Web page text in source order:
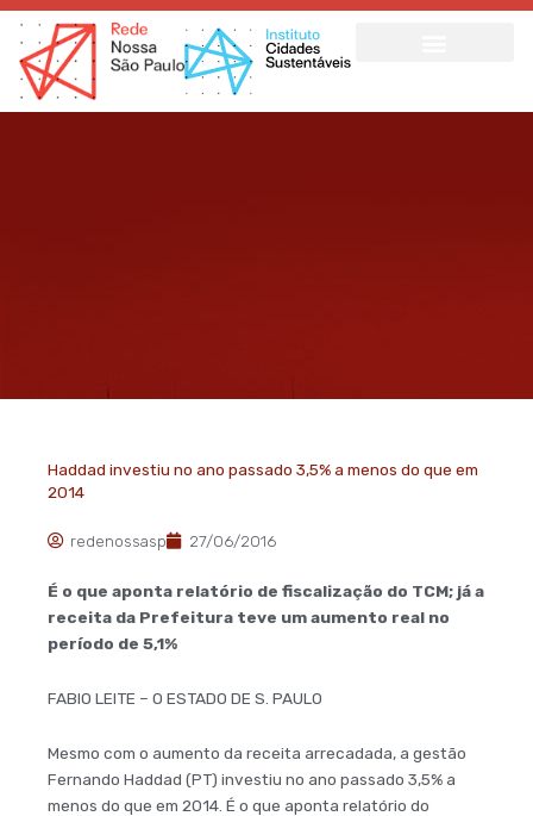
Ir
para
conteúdo
Haddad investiu no ano passado 3,5% a menos do que em
2014
redenossasp 27/06/2016
É o que aponta relatório de fiscalização do TCM; já a
receita da Prefeitura teve um aumento real no
período de 5,1%
FABIO LEITE – O ESTADO DE S. PAULO
Mesmo com o aumento da receita arrecadada, a gestão
Fernando Haddad (PT) investiu no ano passado 3,5% a
menos do que em 2014. É o que aponta relatório do